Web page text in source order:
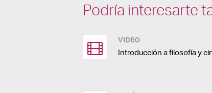
Podría interesarte
VIDEO
Introducción a filosofía y